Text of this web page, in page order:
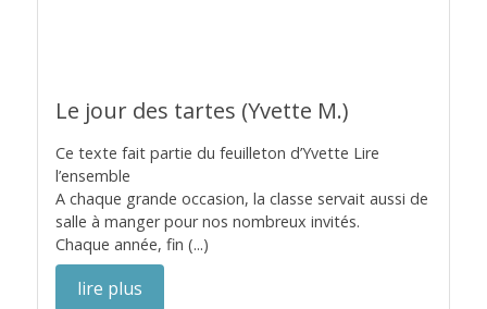
Le jour des tartes (Yvette M.)
Ce texte fait partie du feuilleton d’Yvette Lire
l’ensemble
A chaque grande occasion, la classe servait aussi de
salle à manger pour nos nombreux invités.
Chaque année, fin (...)
lire plus